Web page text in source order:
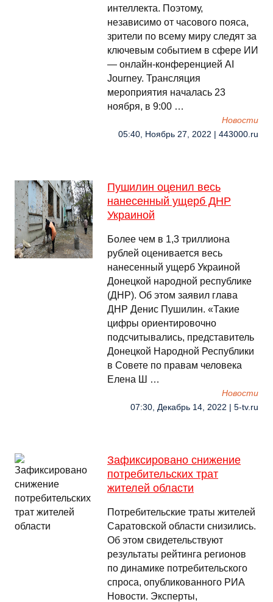
интеллекта. Поэтому,
независимо от часового пояса,
зрители по всему миру следят за
ключевым событием в сфере ИИ
— онлайн-конференцией AI
Journey. Трансляция
мероприятия началась 23
ноября, в 9:00 …
Новости
05:40, Ноябрь 27, 2022 | 443000.ru
Пушилин оценил весь
нанесенный ущерб ДНР
Украиной
Более чем в 1,3 триллиона
рублей оценивается весь
нанесенный ущерб Украиной
Донецкой народной республике
(ДНР). Об этом заявил глава
ДНР Денис Пушилин. «Такие
цифры ориентировочно
подсчитывались, представитель
Донецкой Народной Республики
в Совете по правам человека
Елена Ш …
Новости
07:30, Декабрь 14, 2022 | 5-tv.ru
Зафиксировано снижение
потребительских трат
жителей области
Потребительские траты жителей
Саратовской области снизились.
Об этом свидетельствуют
результаты рейтинга регионов
по динамике потребительского
спроса, опубликованного РИА
Новости. Эксперты,